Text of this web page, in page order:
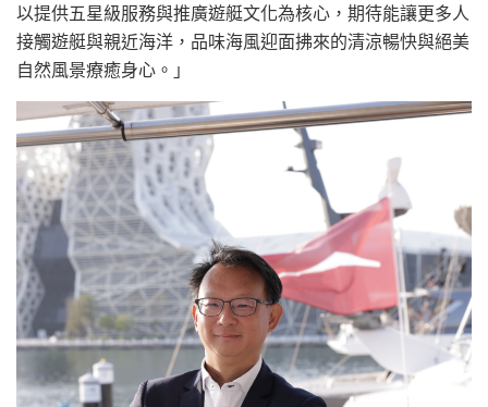
以提供五星級服務與推廣遊艇文化為核心，期待能讓更多人
接觸遊艇與親近海洋，品味海風迎面拂來的清涼暢快與絕美
自然風景療癒身心。」